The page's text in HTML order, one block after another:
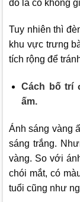
đó là có không
Tuy nhiên thì
khu vực trưng
tích rộng để
Cách bố trí
ấm.
Ánh sáng vàng
sáng trắng.
vàng. So với
chói mắt, có
tuổi cũng như